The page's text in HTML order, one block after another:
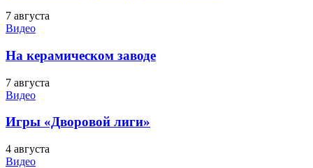
7 августа
Видео
На керамическом заводе
7 августа
Видео
Игры «Дворовой лиги»
4 августа
Видео